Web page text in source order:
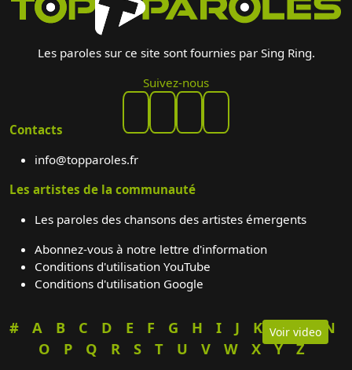
Voir video
Les paroles sur ce site sont fournies par Sing Ring.
Suivez-nous
Contacts
info@topparoles.fr
Les artistes de la communauté
Les paroles des chansons des artistes émergents
Abonnez-vous à notre lettre d'information
Conditions d'utilisation YouTube
Conditions d'utilisation Google
# A B C D E F G H I J K L M
N
O
P Q R S T U V W X Y Z